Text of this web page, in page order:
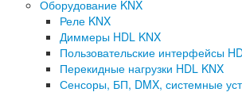
Оборудование KNX
Реле KNX
Диммеры HDL KNX
Пользовательские интерфейсы
Перекидные нагрузки HDL KNX
Сенсоры, БП, DMX, системные